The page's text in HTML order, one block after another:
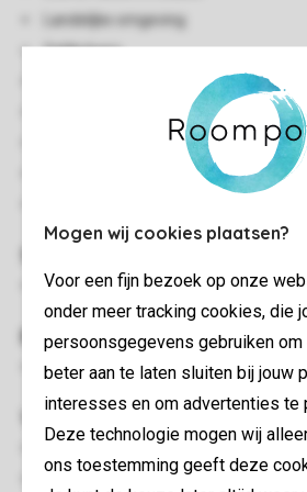
Mogen wij cookies plaatsen?
Voor een fijn bezoek op onze
onder meer tracking cookies, die
persoonsgegevens gebruiken
beter aan te laten sluiten bij jouw
interesses en om advertenties te
Deze technologie mogen wij
ons toestemming geeft deze
Landelijke omgeving
Gelijkvloers
Geen lift aanwezig
Slaapkamer met 2-persoonsbed
Buiten
Parkeren op de centrale parkeerplaats
Woon-/eetkamer